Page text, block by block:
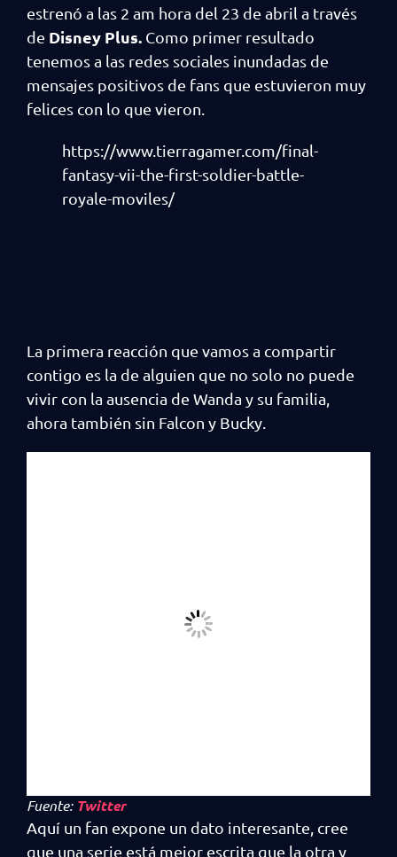
estrenó a las 2 am hora del 23 de abril a través
de Disney Plus. Como primer resultado
tenemos a las redes sociales inundadas de
mensajes positivos de fans que estuvieron muy
felices con lo que vieron.
https://www.tierragamer.com/final-
fantasy-vii-the-first-soldier-battle-
royale-moviles/
La primera reacción que vamos a compartir
contigo es la de alguien que no solo no puede
vivir con la ausencia de Wanda y su familia,
ahora también sin Falcon y Bucky.
Fuente: Twitter
Aquí un fan expone un dato interesante, cree
que una serie está mejor escrita que la otra y